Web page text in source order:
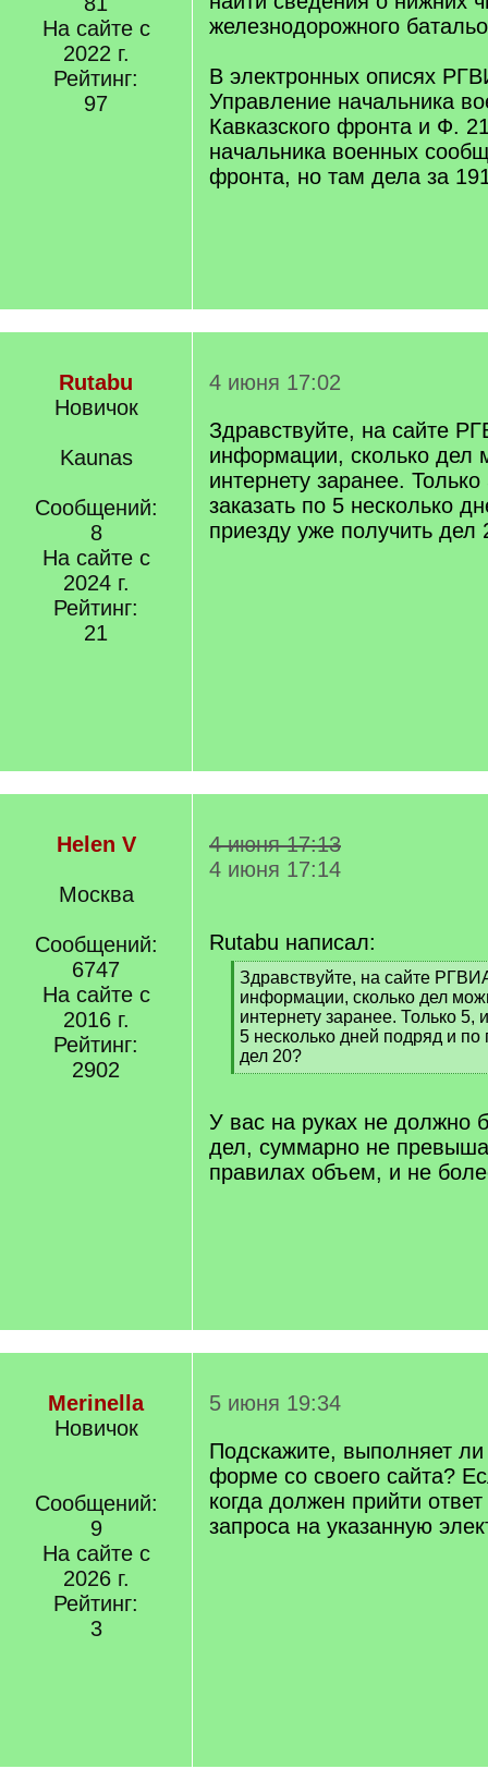
На сайте с
2022 г.
Рейтинг:
97
железнодорожного
В электронных описях
Управление начальника
Кавказского фронта и Ф.
начальника военных
фронта, но там дела за
Rutabu
Новичок
Kaunas
Сообщений:
8
На сайте с
2024 г.
Рейтинг:
21
4 июня 17:02
Здравствуйте, на сайте
информации, сколько дел
интернету заранее.
заказать по 5 несколько
приезду уже получить дел
Helen V
Москва
Сообщений:
6747
На сайте с
2016 г.
Рейтинг:
2902
4 июня 17:13
4 июня 17:14
Rutabu написал:
[
q
]
Здравствуйте, на сайте
информации, сколько дел
интернету заранее. Только 5,
5 несколько дней подряд и по
дел 20?
[
q
]
У вас на руках не должно
дел, суммарно не
правилах объем, и не
Merinella
Новичок
Сообщений:
9
На сайте с
2026 г.
Рейтинг:
3
5 июня 19:34
Подскажите, выполняет
форме со своего сайта?
когда должен прийти
запроса на указанную